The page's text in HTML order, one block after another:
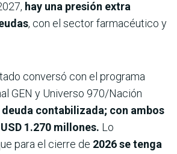
hay una presión extra
, con el sector farmacéutico y
conversó con el programa
GEN y Universo 970/Nación
contabilizada; con ambos
1.270 millones. Lo
para el cierre de 2026 se tenga